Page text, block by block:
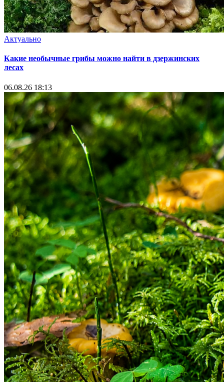
Актуально
Какие необычные грибы можно найти в дзержинских
лесах
06.08.26 18:13